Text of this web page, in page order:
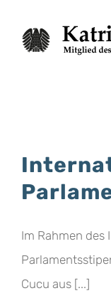
Inhalt
Im Rahmen des
Cucu aus [...]